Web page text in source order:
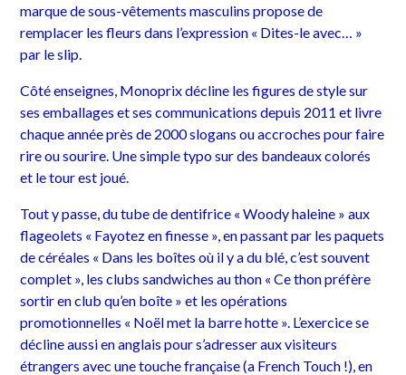
marque de sous-vêtements masculins propose de
remplacer les fleurs dans l’expression « Dites-le avec… »
par le slip.
Côté enseignes, Monoprix décline les figures de style sur
ses emballages et ses communications depuis 2011 et livre
chaque année près de 2000 slogans ou accroches pour faire
rire ou sourire. Une simple typo sur des bandeaux colorés
et le tour est joué.
Tout y passe, du tube de dentifrice « Woody haleine » aux
flageolets « Fayotez en finesse », en passant par les paquets
de céréales « Dans les boîtes où il y a du blé, c’est souvent
complet », les clubs sandwiches au thon « Ce thon préfère
sortir en club qu’en boîte » et les opérations
promotionnelles « Noël met la barre hotte ». L’exercice se
décline aussi en anglais pour s’adresser aux visiteurs
étrangers avec une touche française (a French Touch !), en